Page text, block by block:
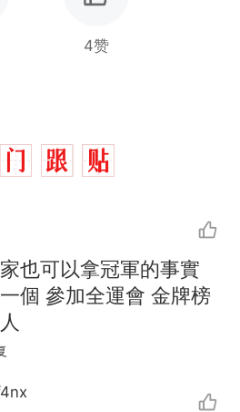
4赞
也可以拿冠軍的事實
個 參加全運會 金牌榜